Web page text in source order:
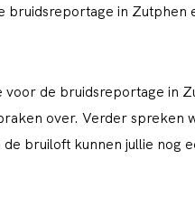
in
de bruidsreportage in
over. Verder
bruiloft kunnen jullie nog